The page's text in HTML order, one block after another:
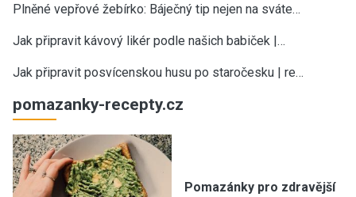
Plněné vepřové žebírko: Báječný tip nejen na sváte…
Jak připravit kávový likér podle našich babiček |…
Jak připravit posvícenskou husu po staročesku | re…
pomazanky-recepty.cz
Pomazánky pro zdravější